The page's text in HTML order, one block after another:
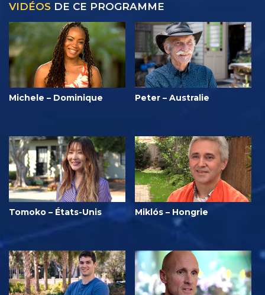
VIDÉOS DE CE PROGRAMME
Michele – Dominique Peter – Australie
Tomoko – États-Unis Miklós – Hongrie